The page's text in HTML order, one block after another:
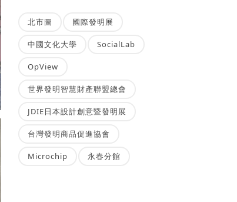
北市圖 國際發明展
中國文化大學 SocialLab
OpView
世界發明智慧財產聯盟總會
JDIE日本設計創意暨發明展
台灣發明商品促進協會
Microchip 永春分館